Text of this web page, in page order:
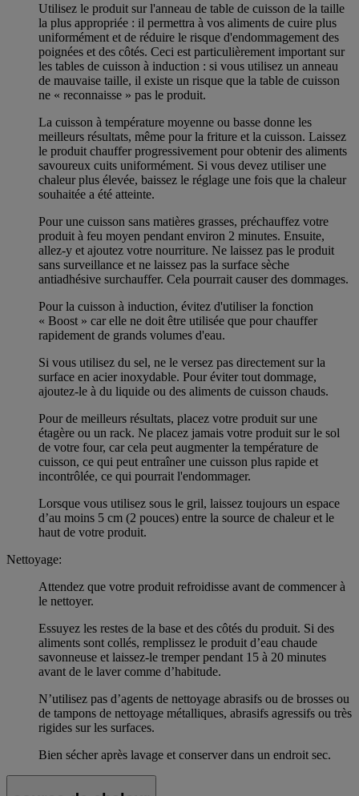
Utilisez le produit sur l'anneau de table de cuisson de la taille
la plus appropriée : il permettra à vos aliments de cuire plus
uniformément et de réduire le risque d'endommagement des
poignées et des côtés. Ceci est particulièrement important sur
les tables de cuisson à induction : si vous utilisez un anneau
de mauvaise taille, il existe un risque que la table de cuisson
ne « reconnaisse » pas le produit.
La cuisson à température moyenne ou basse donne les
meilleurs résultats, même pour la friture et la cuisson. Laissez
le produit chauffer progressivement pour obtenir des aliments
savoureux cuits uniformément. Si vous devez utiliser une
chaleur plus élevée, baissez le réglage une fois que la chaleur
souhaitée a été atteinte.
Pour une cuisson sans matières grasses, préchauffez votre
produit à feu moyen pendant environ 2 minutes. Ensuite,
allez-y et ajoutez votre nourriture. Ne laissez pas le produit
sans surveillance et ne laissez pas la surface sèche
antiadhésive surchauffer. Cela pourrait causer des dommages.
Pour la cuisson à induction, évitez d'utiliser la fonction
« Boost » car elle ne doit être utilisée que pour chauffer
rapidement de grands volumes d'eau.
Si vous utilisez du sel, ne le versez pas directement sur la
surface en acier inoxydable. Pour éviter tout dommage,
ajoutez-le à du liquide ou des aliments de cuisson chauds.
Pour de meilleurs résultats, placez votre produit sur une
étagère ou un rack. Ne placez jamais votre produit sur le sol
de votre four, car cela peut augmenter la température de
cuisson, ce qui peut entraîner une cuisson plus rapide et
incontrôlée, ce qui pourrait l'endommager.
Lorsque vous utilisez sous le gril, laissez toujours un espace
d’au moins 5 cm (2 pouces) entre la source de chaleur et le
haut de votre produit.
Nettoyage:
Attendez que votre produit refroidisse avant de commencer à
le nettoyer.
Essuyez les restes de la base et des côtés du produit. Si des
aliments sont collés, remplissez le produit d’eau chaude
savonneuse et laissez-le tremper pendant 15 à 20 minutes
avant de le laver comme d’habitude.
N’utilisez pas d’agents de nettoyage abrasifs ou de brosses ou
de tampons de nettoyage métalliques, abrasifs agressifs ou très
rigides sur les surfaces.
Bien sécher après lavage et conserver dans un endroit sec.